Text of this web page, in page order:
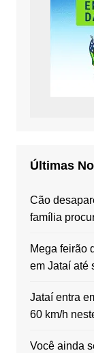
Últimas
Cão
família
Mega feirão
em Jataí até
Jataí entra
60 km/h
Você ainda